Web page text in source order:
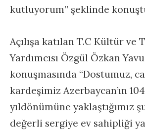
kutluyorum” şeklinde
Açılışa katılan T.C Kültür ve
Yardımcısı Özgül Özkan
konuşmasında “Dostumuz,
kardeşimiz Azerbaycan’ın
yıldönümüne yaklaştığımız
değerli sergiye ev sahipliği